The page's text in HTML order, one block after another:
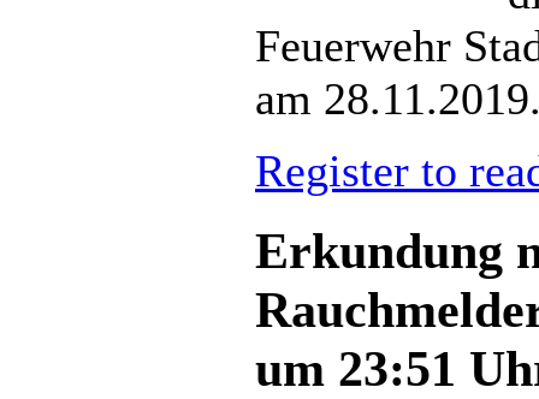
Feuerwehr
am
Register to
Erkundung
um 23:51